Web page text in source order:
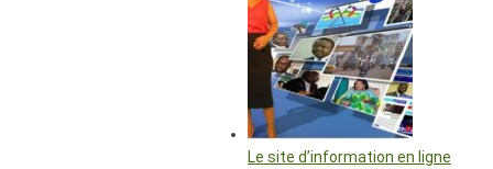
Le site d’information en ligne